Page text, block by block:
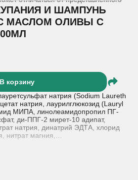
И ШАМПУНЬ
С МАСЛОМ ОЛИВЫ С
В корзину
натрия (Sodium Laureth
натрия, лаурилглюкозид (Lauryl
МИПА, линолеамидопропил ПГ-
ди-ППГ-2 мирет-10 адипат,
натрия, динатрий ЭДТА, хлорид
нитрат магния,
(Fragrance), экстракт морских
Oil Extract).